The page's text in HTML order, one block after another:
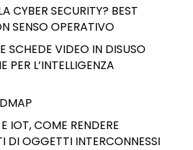
CYBER SECURITY? BEST
SENSO OPERATIVO
SCHEDE VIDEO IN DISUSO
PER L’INTELLIGENZA
IOT, COME RENDERE
DI OGGETTI INTERCONNESSI